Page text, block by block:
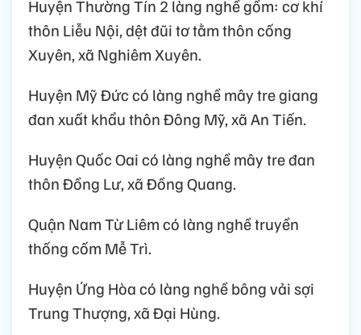
Huyện Thường Tín 2 làng nghề gồm: cơ khí
thôn Liễu Nội, dệt đũi tơ tằm thôn cống
Xuyên, xã Nghiêm Xuyên.
Huyện Mỹ Đức có làng nghề mây tre giang
đan xuất khẩu thôn Đông Mỹ, xã An Tiến.
Huyện Quốc Oai có làng nghề mây tre đan
thôn Đồng Lư, xã Đồng Quang.
Quận Nam Từ Liêm có làng nghề truyền
thống cốm Mễ Trì.
Huyện Ứng Hòa có làng nghề bông vải sợi
Trung Thượng, xã Đại Hùng.